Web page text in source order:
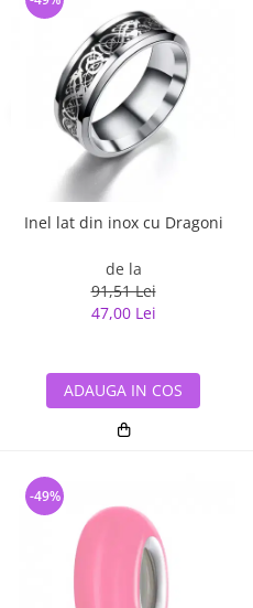
Inel lat din inox cu Dragoni
de la
91,51 Lei
47,00 Lei
ADAUGA IN COS
-49%